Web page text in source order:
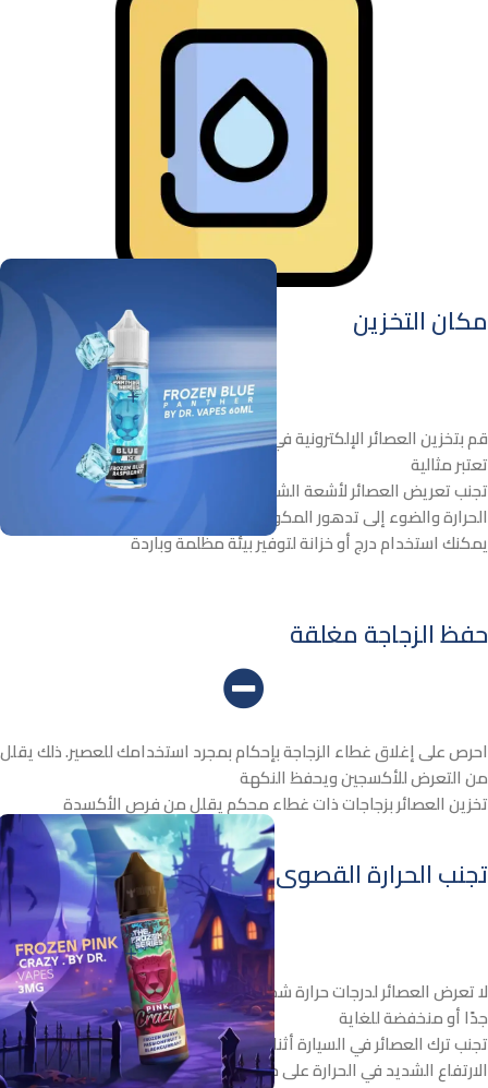
مكان التخزين
قم بتخزين العصائر الإلكترونية في مكان بارد ومظلم. درجة حرارة الغرفة
تعتبر مثالية
تجنب تعريض العصائر لأشعة الشمس المباشرة، حيث يمكن أن تؤدي
الحرارة والضوء إلى تدهور المكونات
يمكنك استخدام درج أو خزانة لتوفير بيئة مظلمة وباردة
حفظ الزجاجة مغلقة
احرص على إغلاق غطاء الزجاجة بإحكام بمجرد استخدامك للعصير. ذلك يقلل
من التعرض للأكسجين ويحفظ النكهة
تخزين العصائر بزجاجات ذات غطاء محكم يقلل من فرص الأكسدة
تجنب الحرارة القصوى
لا تعرض العصائر لدرجات حرارة شديدة، سواء كانت حرارة الغرفة مرتفعة
جدًا أو منخفضة للغاية
تجنب ترك العصائر في السيارة أثناء الطقس الحار، حيث يمكن أن يؤثر
الارتفاع الشديد في الحرارة على جودة النكهة